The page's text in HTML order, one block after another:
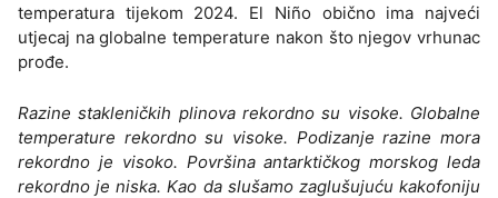
temperatura tijekom 2024. El Niño obično ima najveći
utjecaj na globalne temperature nakon što njegov vrhunac
prođe.
Razine stakleničkih plinova rekordno su visoke. Globalne
temperature rekordno su visoke. Podizanje razine mora
rekordno je visoko. Površina antarktičkog morskog leda
rekordno je niska. Kao da slušamo zaglušujuću kakofoniju